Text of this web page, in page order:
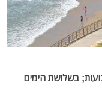
בשלושת הימים